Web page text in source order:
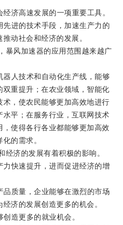
高速发展的一项重要工具。
进的技术手段，加速生产力的
动社会和经济的发展。
风加速器的应用范围越来越广
人技术和自动化生产线，能够
双重提升；在农业领域，智能化
术，使农民能够更加高效地进行
平；在服务行业，互联网技术
使得各行各业都能够更加高效
的需求。
济的发展有着积极的影响。
快速提升，进而促进经济的增
质量，企业能够在激烈的市场
济的发展创造更多的机会。
造更多的就业机会。